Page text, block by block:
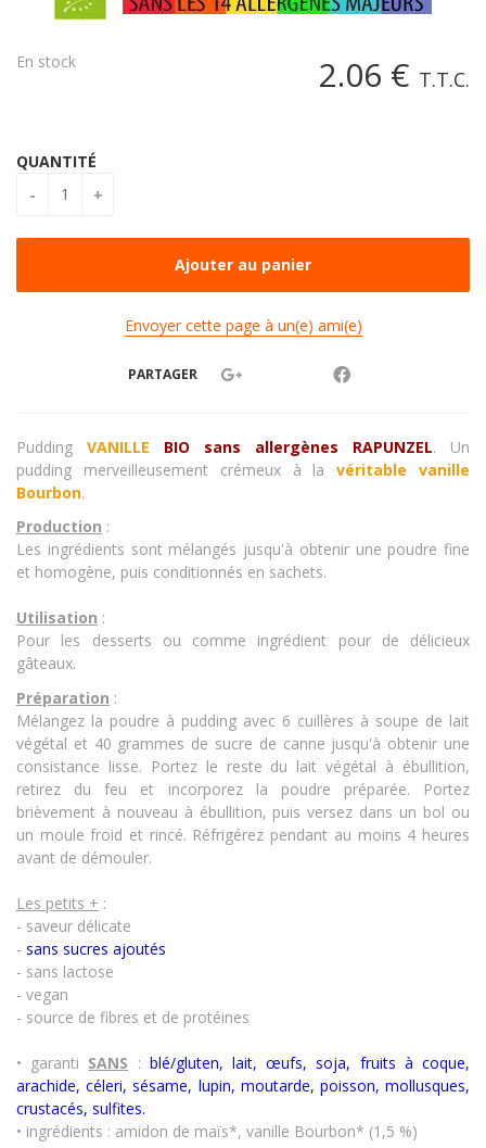
2.06 € T.T.C.
En stock
QUANTITÉ
Envoyer cette page à un(e) ami(e)
PARTAGER
Pudding VANILLE BIO sans allergènes RAPUNZEL. Un
pudding merveilleusement crémeux à lavéritable vanille
Bourbon.
Production :
Les ingrédients sont mélangés jusqu'à obtenir une poudre fine
et homogène, puis conditionnés en sachets.
Utilisation :
Pour les desserts ou comme ingrédient pour de délicieux
gâteaux.
Préparation :
Mélangez la poudre à pudding avec 6 cuillères à soupe de lait
végétal et 40 grammes de sucre de canne jusqu'à obtenir une
consistance lisse. Portez le reste du lait végétal à ébullition,
retirez du feu et incorporez la poudre préparée. Portez
brièvement à nouveau à ébullition, puis versez dans un bol ou
un moule froid et rincé. Réfrigérez pendant au moins 4 heures
avant de démouler.
Les petits + :
- saveur délicate
- sans sucres ajoutés
- sans lactose
- vegan
- source de fibres et de protéines
• garanti SANS : blé/gluten, lait, œufs, soja, fruits à coque,
arachide, céleri, sésame, lupin, moutarde, poisson, mollusques,
crustacés, sulfites.
• ingrédients : amidon de maïs*, vanille Bourbon* (1,5 %)